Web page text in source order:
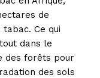
de
Ce qui
dans le
des forêts pour
des sols